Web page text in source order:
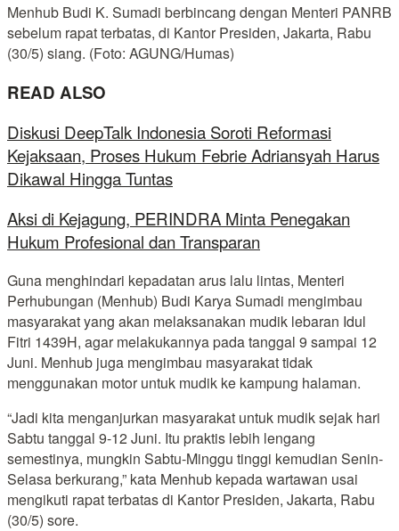
Menhub Budi K. Sumadi berbincang dengan Menteri PANRB
sebelum rapat terbatas, di Kantor Presiden, Jakarta, Rabu
(30/5) siang. (Foto: AGUNG/Humas)
READ ALSO
Diskusi DeepTalk Indonesia Soroti Reformasi
Kejaksaan, Proses Hukum Febrie Adriansyah Harus
Dikawal Hingga Tuntas
Aksi di Kejagung, PERINDRA Minta Penegakan
Hukum Profesional dan Transparan
Guna menghindari kepadatan arus lalu lintas, Menteri
Perhubungan (Menhub) Budi Karya Sumadi mengimbau
masyarakat yang akan melaksanakan mudik lebaran Idul
Fitri 1439H, agar melakukannya pada tanggal 9 sampai 12
Juni. Menhub juga mengimbau masyarakat tidak
menggunakan motor untuk mudik ke kampung halaman.
“Jadi kita menganjurkan masyarakat untuk mudik sejak hari
Sabtu tanggal 9-12 Juni. Itu praktis lebih lengang
semestinya, mungkin Sabtu-Minggu tinggi kemudian Senin-
Selasa berkurang,” kata Menhub kepada wartawan usai
mengikuti rapat terbatas di Kantor Presiden, Jakarta, Rabu
(30/5) sore.